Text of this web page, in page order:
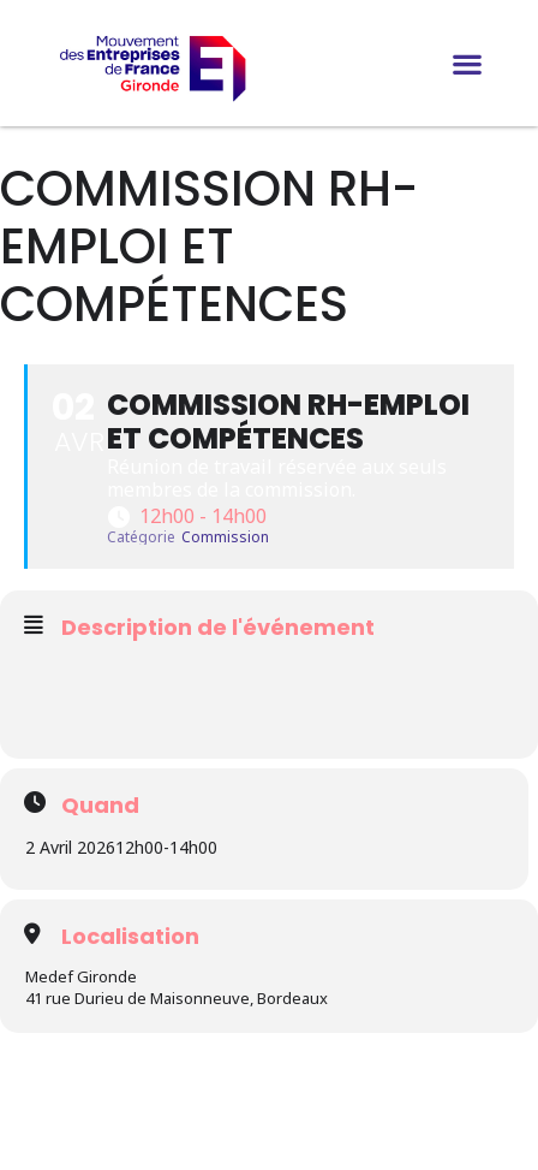
COMMISSION RH-
EMPLOI ET
COMPÉTENCES
COMMISSION RH-EMPLOI
ET COMPÉTENCES
12h00 - 14h00
Catégorie Commission
Description de l'événement
Quand
2 Avril 202612h00-14h00
Localisation
Medef Gironde
41 rue Durieu de Maisonneuve, Bordeaux